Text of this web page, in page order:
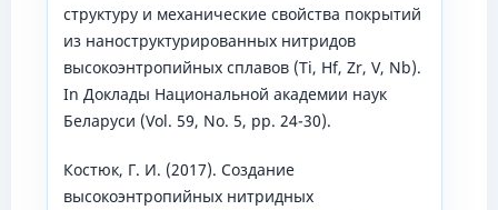
структуру и механические свойства покрытий
из наноструктурированных нитридов
высокоэнтропийных сплавов (Ti, Hf, Zr, V, Nb).
In Доклады Национальной академии наук
Беларуси (Vol. 59, No. 5, pp. 24-30).
Костюк, Г. И. (2017). Создание
высокоэнтропийных нитридных